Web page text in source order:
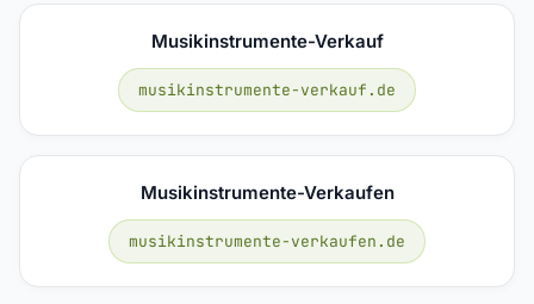
Musikinstrumente-Verkauf
musikinstrumente-verkauf.de
Musikinstrumente-Verkaufen
musikinstrumente-verkaufen.de